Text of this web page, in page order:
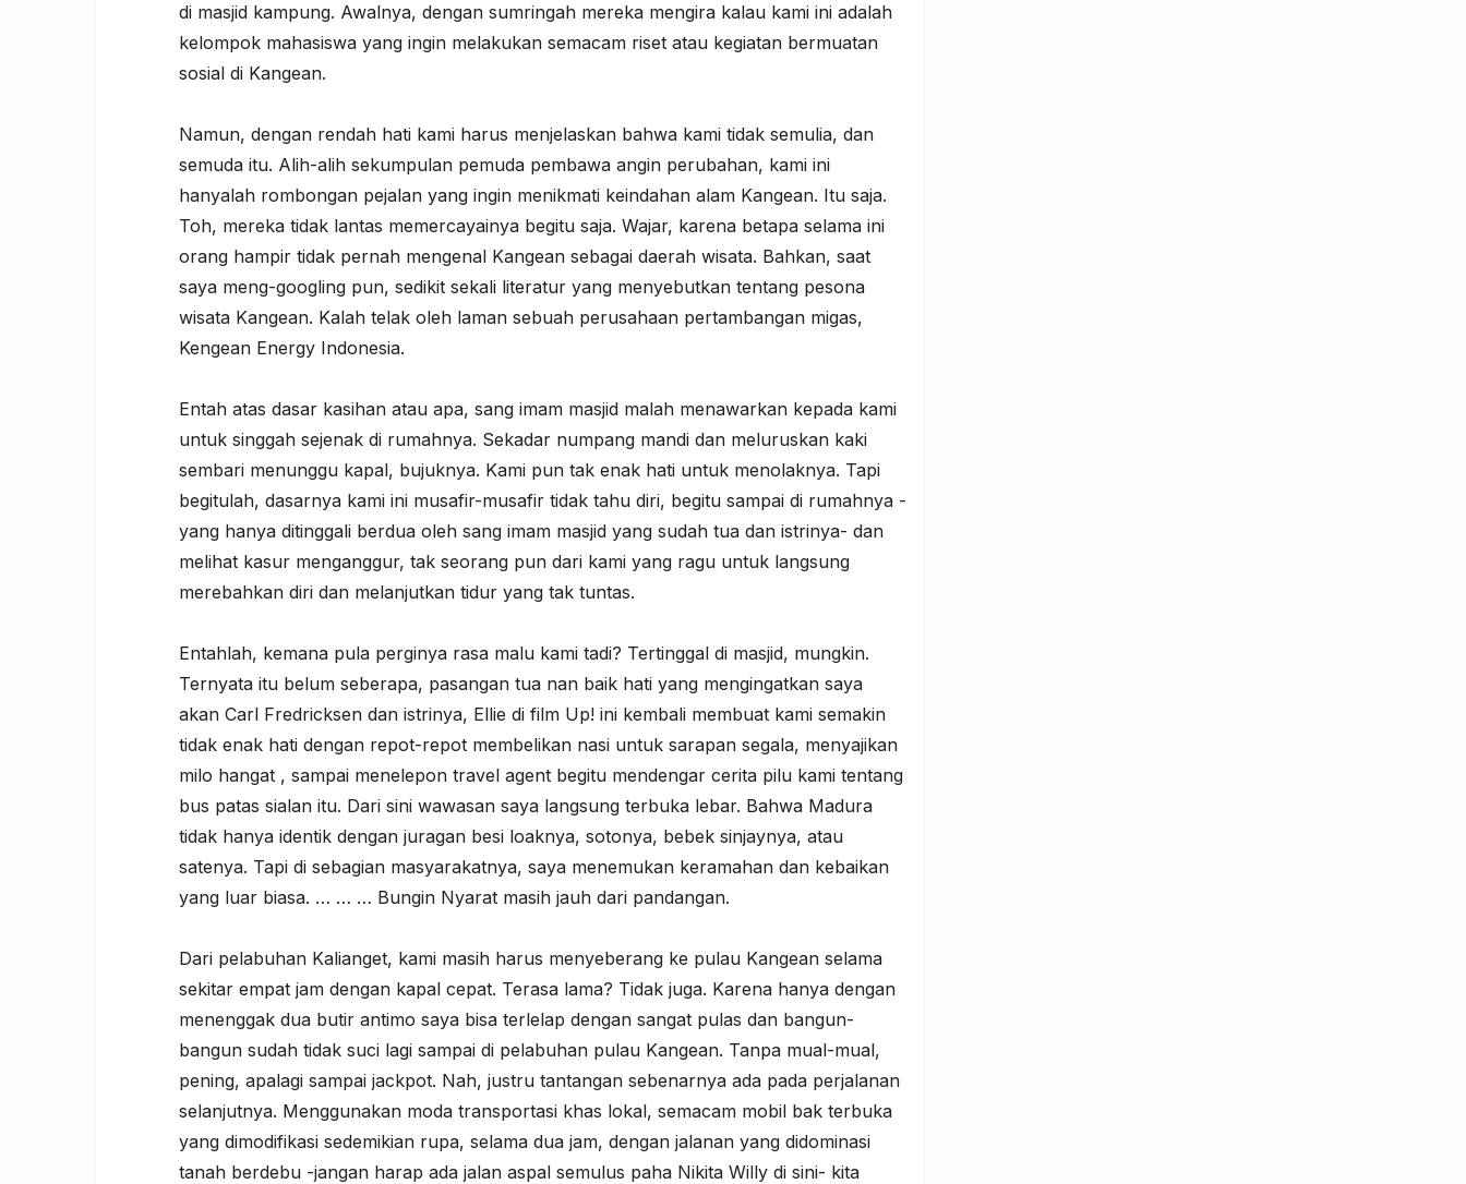
di masjid kampung. Awalnya, dengan sumringah mereka mengira kalau kami ini adalah
kelompok mahasiswa yang ingin melakukan semacam riset atau kegiatan bermuatan
sosial di Kangean.
Namun, dengan rendah hati kami harus menjelaskan bahwa kami tidak semulia, dan
semuda itu. Alih-alih sekumpulan pemuda pembawa angin perubahan, kami ini
hanyalah rombongan pejalan yang ingin menikmati keindahan alam Kangean. Itu saja.
Toh, mereka tidak lantas memercayainya begitu saja. Wajar, karena betapa selama ini
orang hampir tidak pernah mengenal Kangean sebagai daerah wisata. Bahkan, saat
saya meng-googling pun, sedikit sekali literatur yang menyebutkan tentang pesona
wisata Kangean. Kalah telak oleh laman sebuah perusahaan pertambangan migas,
Kengean Energy Indonesia.
Entah atas dasar kasihan atau apa, sang imam masjid malah menawarkan kepada kami
untuk singgah sejenak di rumahnya. Sekadar numpang mandi dan meluruskan kaki
sembari menunggu kapal, bujuknya. Kami pun tak enak hati untuk menolaknya. Tapi
begitulah, dasarnya kami ini musafir-musafir tidak tahu diri, begitu sampai di rumahnya -
yang hanya ditinggali berdua oleh sang imam masjid yang sudah tua dan istrinya- dan
melihat kasur menganggur, tak seorang pun dari kami yang ragu untuk langsung
merebahkan diri dan melanjutkan tidur yang tak tuntas.
Entahlah, kemana pula perginya rasa malu kami tadi? Tertinggal di masjid, mungkin.
Ternyata itu belum seberapa, pasangan tua nan baik hati yang mengingatkan saya
akan Carl Fredricksen dan istrinya, Ellie di film Up! ini kembali membuat kami semakin
tidak enak hati dengan repot-repot membelikan nasi untuk sarapan segala, menyajikan
milo hangat , sampai menelepon travel agent begitu mendengar cerita pilu kami tentang
bus patas sialan itu. Dari sini wawasan saya langsung terbuka lebar. Bahwa Madura
tidak hanya identik dengan juragan besi loaknya, sotonya, bebek sinjaynya, atau
satenya. Tapi di sebagian masyarakatnya, saya menemukan keramahan dan kebaikan
yang luar biasa. … … … Bungin Nyarat masih jauh dari pandangan.
Dari pelabuhan Kalianget, kami masih harus menyeberang ke pulau Kangean selama
sekitar empat jam dengan kapal cepat. Terasa lama? Tidak juga. Karena hanya dengan
menenggak dua butir antimo saya bisa terlelap dengan sangat pulas dan bangun-
bangun sudah tidak suci lagi sampai di pelabuhan pulau Kangean. Tanpa mual-mual,
pening, apalagi sampai jackpot. Nah, justru tantangan sebenarnya ada pada perjalanan
selanjutnya. Menggunakan moda transportasi khas lokal, semacam mobil bak terbuka
yang dimodifikasi sedemikian rupa, selama dua jam, dengan jalanan yang didominasi
tanah berdebu -jangan harap ada jalan aspal semulus paha Nikita Willy di sini- kita